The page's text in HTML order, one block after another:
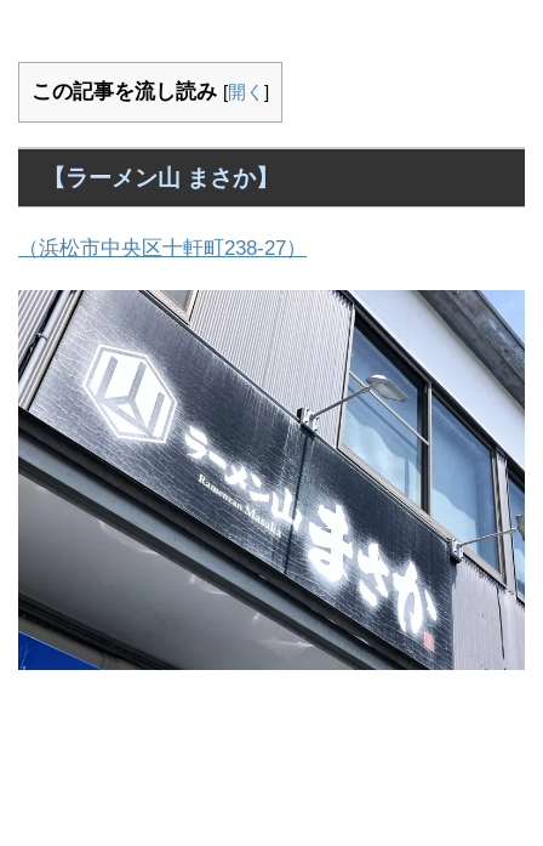
この記事を流し読み [開く ]
【ラーメン山 まさか】
（浜松市中央区十軒町238-27）